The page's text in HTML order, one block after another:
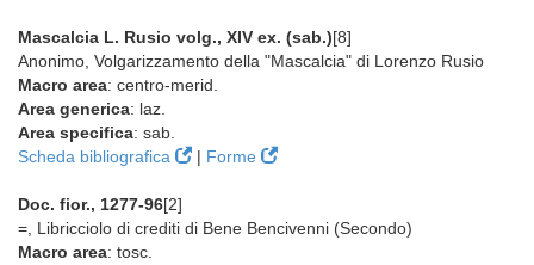
Mascalcia L. Rusio volg., XIV ex. (sab.)[8]
Anonimo, Volgarizzamento della "Mascalcia" di Lorenzo Rusio
Macro area: centro-merid.
Area generica: laz.
Area specifica: sab.
Scheda bibliografica
| Forme
Doc. fior., 1277-96[2]
=, Libricciolo di crediti di Bene Bencivenni (Secondo)
Macro area: tosc.